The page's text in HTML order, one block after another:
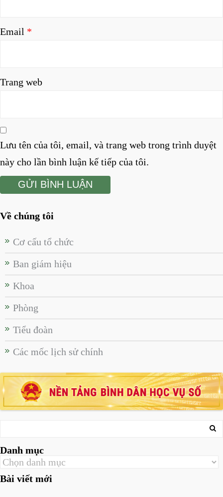
Email *
Trang web
Lưu tên của tôi, email, và trang web trong trình duyệt
này cho lần bình luận kế tiếp của tôi.
Về chúng tôi
Cơ cấu tổ chức
Ban giám hiệu
Khoa
Phòng
Tiểu đoàn
Các mốc lịch sử chính
Danh mục
Bài viết mới